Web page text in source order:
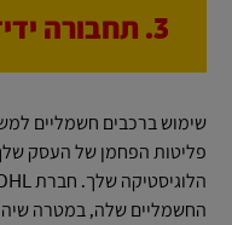
3. תחבורה ידידותית לסביבה
שימוש ברכבים חשמליים
פליטות הפחמן של העסק